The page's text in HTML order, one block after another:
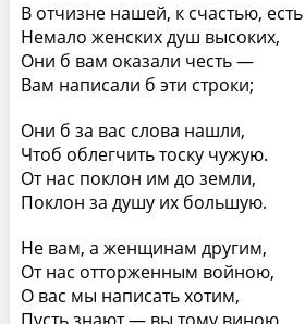
В отчизне нашей, к счастью, есть
Немало женских душ высоких,
Они б вам оказали честь —
Вам написали б эти строки;
Они б за вас слова нашли,
Чтоб облегчить тоску чужую.
От нас поклон им до земли,
Поклон за душу их большую.
Не вам, а женщинам другим,
От нас отторженным войною,
О вас мы написать хотим,